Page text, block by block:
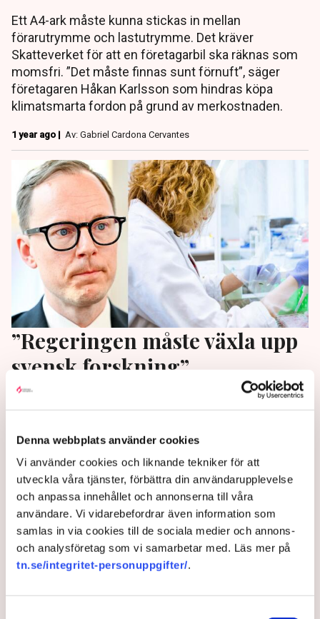
Denna webbplats använder cookies
Vi använder cookies och liknande tekniker för att
utveckla våra tjänster, förbättra din användarupplevelse
och anpassa innehållet och annonserna till våra
användare. Vi vidarebefordrar även information som
samlas in via cookies till de sociala medier och annons-
och analysföretag som vi samarbetar med. Läs mer på
tn.se/integritet-personuppgifter/.
Ett A4-ark måste kunna stickas in mellan
förarutrymme och lastutrymme. Det kräver
Skatteverket för att en företagarbil ska räknas som
momsfri. ”Det måste finnas sunt förnuft”, säger
företagaren Håkan Karlsson som hindras köpa
klimatsmarta fordon på grund av merkostnaden.
1 year ago | Av: Gabriel Cardona Cervantes
”Regeringen måste växla upp
svensk forskning”
Sverige behöver rejält ökade FoU-investeringar, men
levererar nytta tillbaka till samhället. Det skriver elva
regeringens och utbildningsminister Mats Perssons
(L) forskningsproposition i höst.
2 years ago | Av: Henrik Svidén